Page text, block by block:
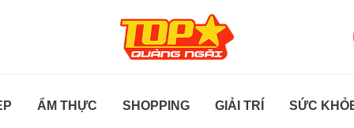
ẨM THỰC SHOPPING GIẢI TRÍ SỨC